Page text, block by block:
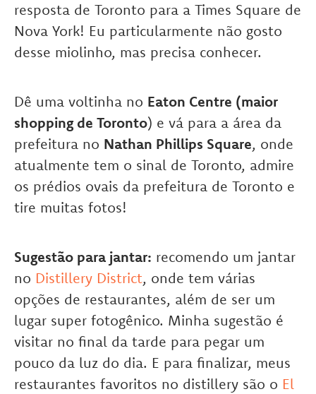
resposta de Toronto para a Times Square de
Nova York! Eu particularmente não gosto
desse miolinho, mas precisa conhecer.
Dê uma voltinha no Eaton Centre (maior
shopping de Toronto) e vá para a área da
prefeitura no Nathan Phillips Square, onde
atualmente tem o sinal de Toronto, admire
os prédios ovais da prefeitura de Toronto e
tire muitas fotos!
Sugestão para jantar: recomendo um jantar
no Distillery District, onde tem várias
opções de restaurantes, além de ser um
lugar super fotogênico. Minha sugestão é
visitar no final da tarde para pegar um
pouco da luz do dia. E para finalizar, meus
restaurantes favoritos no distillery são o El